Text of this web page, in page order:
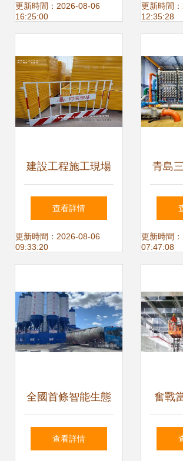
生產線二期項目力
更新時間：2026-08-06
16:25:00
更新時間
12:35:28
建設工程施工現場
鋼筋加工棚與基坑
安全防護綜合設計
查看詳情
更新時間：2026-08-06
09:33:20
青島
榮膺
建設
更新時間
07:47:08
全國首條智能生態
示范高速正式開工
查看詳情
奮戰
項目